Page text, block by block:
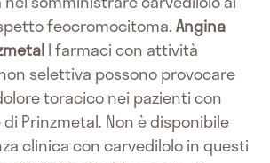
feocromocitoma.Angina
I farmaci con attività
selettiva possono provocare
toracico nei pazienti con
Prinzmetal. Non è disponibile
clinica con carvedilolo in questi